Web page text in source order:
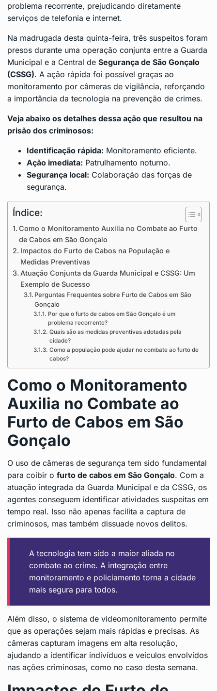
problema recorrente, prejudicando diretamente
serviços de telefonia e internet.
Na madrugada desta quinta-feira, três suspeitos foram
presos durante uma operação conjunta entre a Guarda
Municipal e a Central de Segurança de São Gonçalo
(CSSG). A ação rápida foi possível graças ao
monitoramento por câmeras de vigilância, reforçando
a importância da tecnologia na prevenção de crimes.
Veja abaixo os detalhes dessa ação que resultou na
prisão dos criminosos:
Identificação rápida: Monitoramento eficiente.
Ação imediata: Patrulhamento noturno.
Segurança local: Colaboração das forças de
segurança.
Índice:
Como o Monitoramento Auxilia no Combate ao Furto
de Cabos em São Gonçalo
Impactos do Furto de Cabos na População e
Medidas Preventivas
Atuação Conjunta da Guarda Municipal e CSSG: Um
Exemplo de Sucesso
Perguntas Frequentes sobre Furto de Cabos em São
Gonçalo
Por que o furto de cabos em São Gonçalo é um
problema recorrente?
Quais são as medidas preventivas adotadas pela
cidade?
Como a população pode ajudar no combate ao furto de
cabos?
Como o Monitoramento
Auxilia no Combate ao
Furto de Cabos em São
Gonçalo
O uso de câmeras de segurança tem sido fundamental
para coibir o furto de cabos em São Gonçalo. Com a
atuação integrada da Guarda Municipal e da CSSG, os
agentes conseguem identificar atividades suspeitas em
tempo real. Isso não apenas facilita a captura de
criminosos, mas também dissuade novos delitos.
A tecnologia tem sido a maior aliada no
combate ao crime. A integração entre
monitoramento e policiamento torna a cidade
mais segura para todos.
Além disso, o sistema de videomonitoramento permite
que as operações sejam mais rápidas e precisas. As
câmeras capturam imagens em alta resolução,
ajudando a identificar indivíduos e veículos envolvidos
nas ações criminosas, como no caso desta semana.